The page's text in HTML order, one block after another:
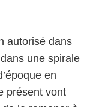
autorisé dans
une spirale
en
présent vont